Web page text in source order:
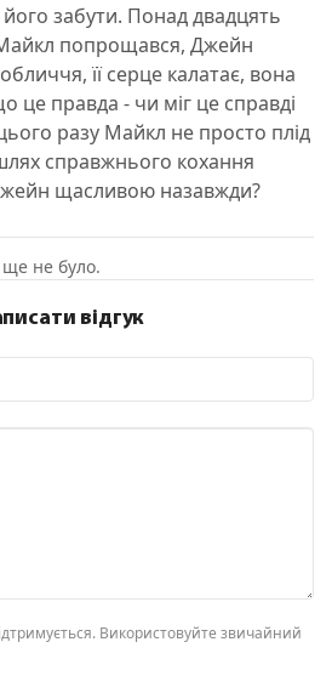
забути. Понад двадцять
Майкл попрощався, Джейн
її серце калатає, вона
це правда - чи міг це справді
разу Майкл не просто плід
справжнього кохання
щасливою назавжди?
ще не було.
відгук
Використовуйте звичайний